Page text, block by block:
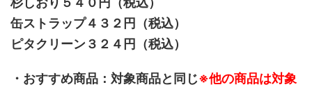
缶ストラップ４３２円（税込）
ピタクリーン３２４円（税込）
・おすすめ商品：対象商品と同じ※他の商品は対象